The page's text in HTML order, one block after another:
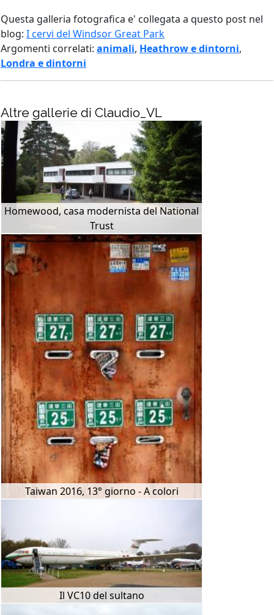
Questa galleria fotografica e' collegata a questo post nel
blog: I cervi del Windsor Great Park
Argomenti correlati: animali, Heathrow e dintorni,
Londra e dintorni
Altre gallerie di Claudio_VL
Homewood, casa modernista del National
Trust
Taiwan 2016, 13° giorno - A colori
Il VC10 del sultano